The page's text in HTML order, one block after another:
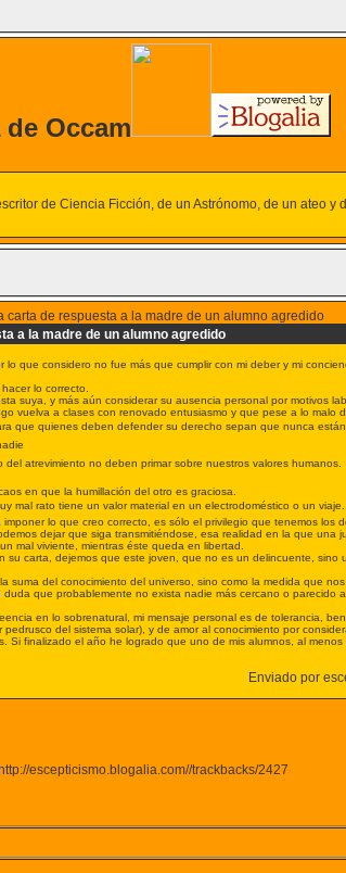
Occam
de Ciencia Ficción, de un Astrónomo, de un ateo y
carta de respuesta a la madre de un alumno agredido
a la madre de un alumno agredido
lo que considero no fue más que cumplir con mi deber y mi
lo correcto.
suya, y más aún considerar su ausencia personal por motivos
vuelva a clases con renovado entusiasmo y que pese a lo malo
que quienes deben defender su derecho sepan que nunca
del atrevimiento no deben primar sobre nuestros valores humanos.
en que la humillación del otro es graciosa.
mal rato tiene un valor material en un electrodoméstico o un
lo que creo correcto, es sólo el privilegio que tenemos los
dejar que siga transmitiéndose, esa realidad en la que una
mal viviente, mientras éste queda en libertad.
su carta, dejemos que este joven, que no es un delincuente, sino
suma del conocimiento del universo, sino como la medida que
que probablemente no exista nadie más cercano o
en lo sobrenatural, mi mensaje personal es de tolerancia,
del sistema solar), y de amor al conocimiento por
Si finalizado el año he logrado que uno de mis alumnos, al
Enviado por
escepticismo.blogalia.com//trackbacks/2427